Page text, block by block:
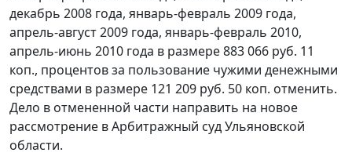
декабрь 2008 года, январь-февраль 2009 года,
апрель-август 2009 года, январь-февраль 2010,
апрель-июнь 2010 года в размере 883 066 руб. 11
коп., процентов за пользование чужими денежными
средствами в размере 121 209 руб. 50 коп. отменить.
Дело в отмененной части направить на новое
рассмотрение в Арбитражный суд Ульяновской
области.